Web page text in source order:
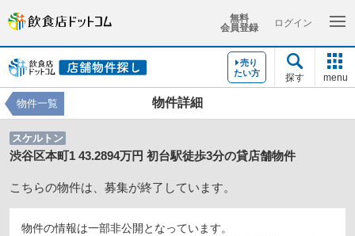
無料
会員登録
ログイン
売り
たい方
探す menu
物件詳細
物件一覧
スケルトン
渋谷区本町1 43.2894万円 初台駅徒歩3分の貸店舗物件
こちらの物件は、募集が終了しています。
物件の情報は一部非公開となっています。